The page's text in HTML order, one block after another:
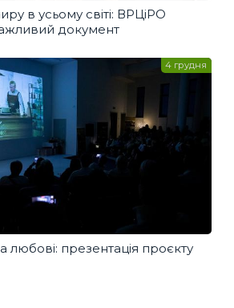
в усьому світі: ВРЦіРО
документ
любові: презентація проєкту
4 грудня